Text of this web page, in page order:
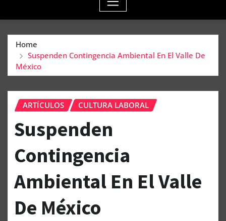
Home
Suspenden Contingencia Ambiental En El Valle De
México
ARTÍCULOS CULTURA LABORAL
Suspenden
Contingencia
Ambiental En El Valle
De México